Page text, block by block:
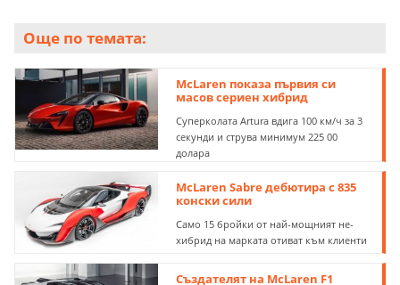
Още по темата:
McLaren показа първия си
масов сериен хибрид
Суперколата Artura вдига 100 км/ч за 3
секунди и струва минимум 225 00
долара
McLaren Sabre дебютира с 835
конски сили
Само 15 бройки от най-мощният не-
хибрид на марката отиват към клиенти
Създателят на McLaren F1